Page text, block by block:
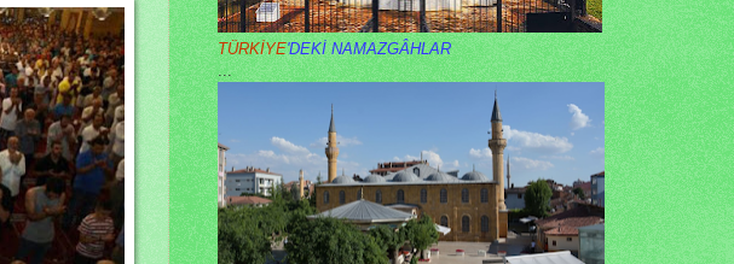
TÜRKİYE'DEKİ NAMAZGÂHLAR
...